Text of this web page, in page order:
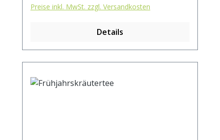
Preise inkl. MwSt. zzgl. Versandkosten
Details